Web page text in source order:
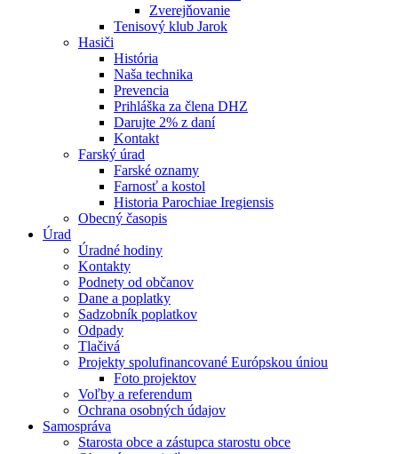
Zverejňovanie
Tenisový klub Jarok
Hasiči
História
Naša technika
Prevencia
Prihláška za člena DHZ
Darujte 2% z daní
Kontakt
Farský úrad
Farské oznamy
Farnosť a kostol
Historia Parochiae Iregiensis
Obecný časopis
Úrad
Úradné hodiny
Kontakty
Podnety od občanov
Dane a poplatky
Sadzobník poplatkov
Odpady
Tlačivá
Projekty spolufinancované Európskou úniou
Foto projektov
Voľby a referendum
Ochrana osobných údajov
Samospráva
Starosta obce a zástupca starostu obce